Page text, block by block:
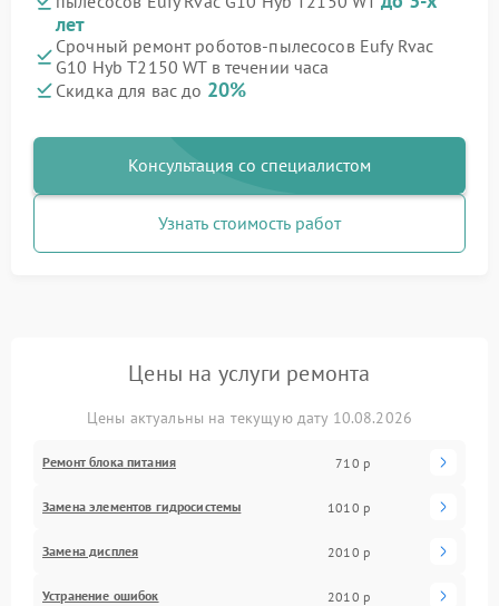
лет
Срочный ремонт роботов-пылесосов Eufy Rvac
G10 Hyb T2150 WT в течении часа
Скидка для вас до 20%
Консультация со специалистом
Узнать стоимость работ
Цены на услуги ремонта
Цены актуальны на текущую дату 10.08.2026
Ремонт блока питания 710 р
Замена элементов гидросистемы 1010 р
Замена дисплея 2010 р
Устранение ошибок 2010 р